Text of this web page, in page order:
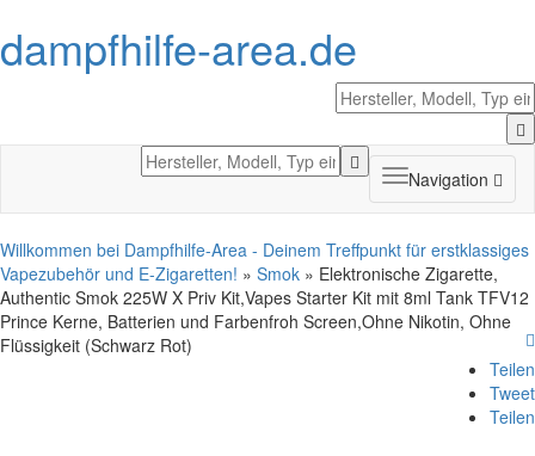
dampfhilfe-area.de
Toggle
navigation
Navigation
Willkommen bei Dampfhilfe-Area - Deinem Treffpunkt für erstklassiges
Vapezubehör und E-Zigaretten! » Smok » Elektronische Zigarette,
Authentic Smok 225W X Priv Kit,Vapes Starter Kit mit 8ml Tank TFV12
Prince Kerne, Batterien und Farbenfroh Screen,Ohne Nikotin, Ohne
Flüssigkeit (Schwarz Rot)
Teilen
Tweet
Teilen